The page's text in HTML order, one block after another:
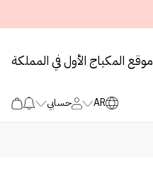
موقع المكياج الأول في المملكة
AR حسابي